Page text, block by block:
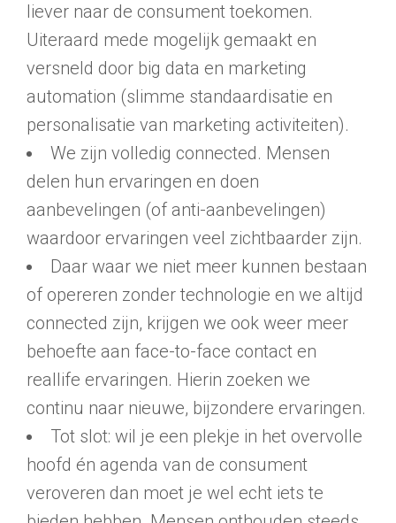
liever naar de consument toekomen.
Uiteraard mede mogelijk gemaakt en
versneld door big data en marketing
automation (slimme standaardisatie en
personalisatie van marketing activiteiten).
We zijn volledig connected. Mensen
delen hun ervaringen en doen
aanbevelingen (of anti-aanbevelingen)
waardoor ervaringen veel zichtbaarder zijn.
Daar waar we niet meer kunnen bestaan
of opereren zonder technologie en we altijd
connected zijn, krijgen we ook weer meer
behoefte aan face-to-face contact en
reallife ervaringen. Hierin zoeken we
continu naar nieuwe, bijzondere ervaringen.
Tot slot: wil je een plekje in het overvolle
hoofd én agenda van de consument
veroveren dan moet je wel echt iets te